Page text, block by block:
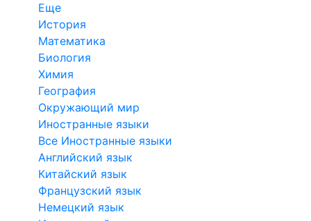
Еще
История
Математика
Биология
Химия
География
Окружающий мир
Иностранные языки
Все Иностранные языки
Английский язык
Китайский язык
Французский язык
Немецкий язык